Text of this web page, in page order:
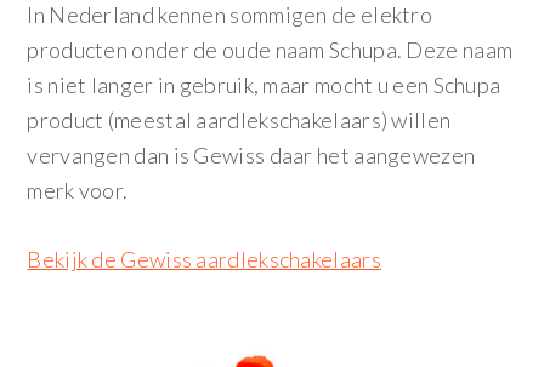
In Nederland kennen sommigen de elektro
producten onder de oude naam Schupa. Deze naam
is niet langer in gebruik, maar mocht u een Schupa
product (meestal aardlekschakelaars) willen
vervangen dan is Gewiss daar het aangewezen
merk voor.
Bekijk de Gewiss aardlekschakelaars